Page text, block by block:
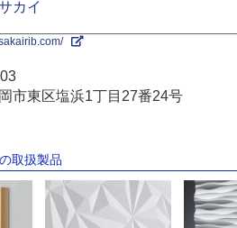
カイ
市東区塩浜1丁目27番24号
取扱製品